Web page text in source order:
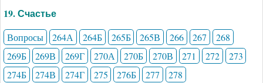
19. Счастье
Вопросы 264А 264Б 265Б 265В 266 267
268
269Б
269В 269Г 270А 270Б 270В 271 272
273
274Б
274В 274Г 275 276Б 277 278